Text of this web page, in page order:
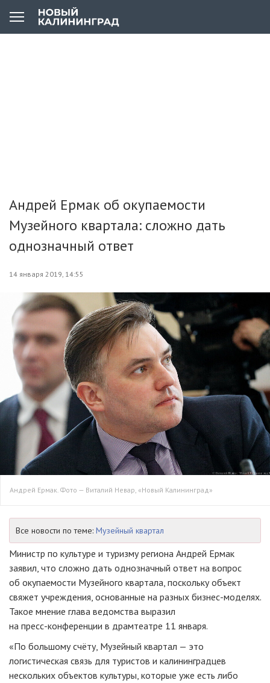
Андрей Ермак об окупаемости
Музейного квартала: сложно дать
однозначный ответ
14 января 2019, 14:55
Андрей Ермак. Фото — Виталий Невар, «Новый Калининград»
Все новости по теме: Музейный квартал
Министр по культуре и туризму региона Андрей Ермак
заявил, что сложно дать однозначный ответ на вопрос
об окупаемости Музейного квартала, поскольку объект
свяжет учреждения, основанные на разных бизнес-моделях.
Такое мнение глава ведомства выразил
на пресс-конференции в драмтеатре 11 января.
«По большому счёту, Музейный квартал — это
логистическая связь для туристов и калининградцев
нескольких объектов культуры, которые уже есть либо